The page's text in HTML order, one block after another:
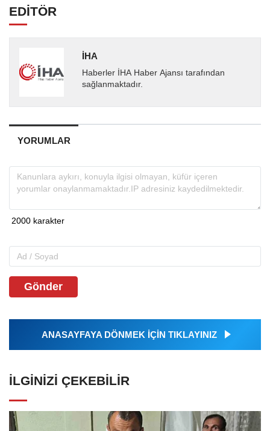
EDİTÖR
İHA
Haberler İHA Haber Ajansı tarafından
sağlanmaktadır.
YORUMLAR
Gönder
ANASAYFAYA DÖNMEK İÇİN TIKLAYINIZ
İLGINIZI ÇEKEBILIR